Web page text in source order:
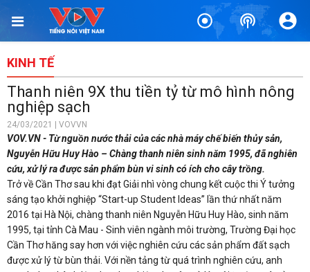
KINH TẾ
Thanh niên 9X thu tiền tỷ từ mô hình nông
nghiệp sạch
24/03/2021 | VOVVN
VOV.VN - Từ nguồn nước thải của các nhà máy chế biến thủy sản,
Nguyễn Hữu Huy Hào – Chàng thanh niên sinh năm 1995, đã nghiên
cứu, xử lý ra được sản phẩm bùn vi sinh có ích cho cây trồng.
Trở về Cần Thơ sau khi đạt Giải nhì vòng chung kết cuộc thi Ý tưởng
sáng tạo khởi nghiệp “Start-up Student Ideas” lần thứ nhất năm
2016 tại Hà Nội, chàng thanh niên Nguyễn Hữu Huy Hào, sinh năm
1995, tại tỉnh Cà Mau - Sinh viên ngành môi trường, Trường Đại học
Cần Thơ hăng say hơn với việc nghiên cứu các sản phẩm đất sạch
được xử lý từ bùn thải. Với nền tảng từ quá trình nghiên cứu, anh